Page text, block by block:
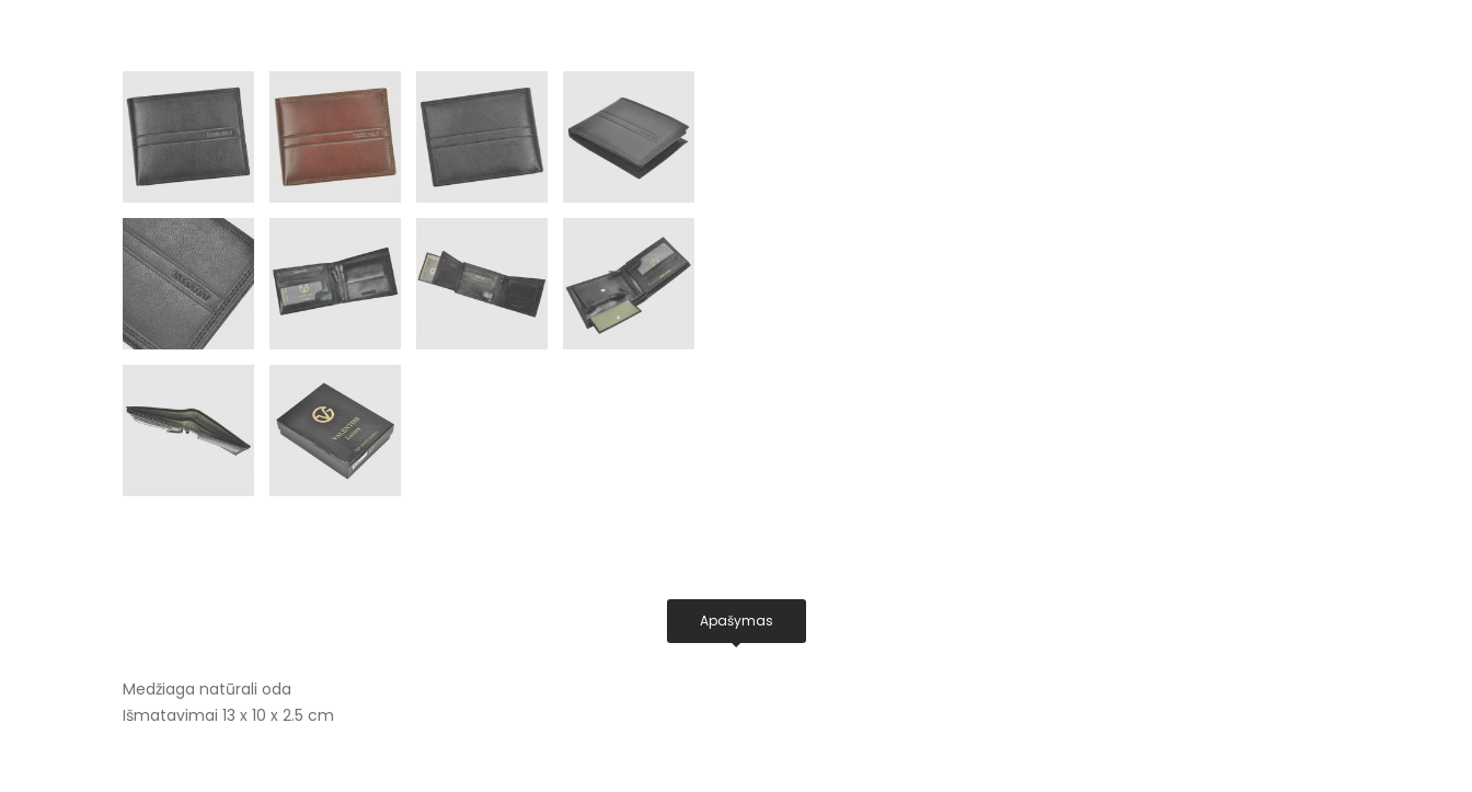
Apašymas
Medžiaga natūrali oda
Išmatavimai 13 x 10 x 2.5 cm